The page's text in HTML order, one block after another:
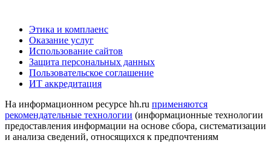
Этика и комплаенс
Оказание услуг
Использование сайтов
Защита персональных данных
Пользовательское соглашение
ИТ аккредитация
На информационном ресурсе hh.ru применяются
рекомендательные технологии (информационные технологии
предоставления информации на основе сбора, систематизации
и анализа сведений, относящихся к предпочтениям